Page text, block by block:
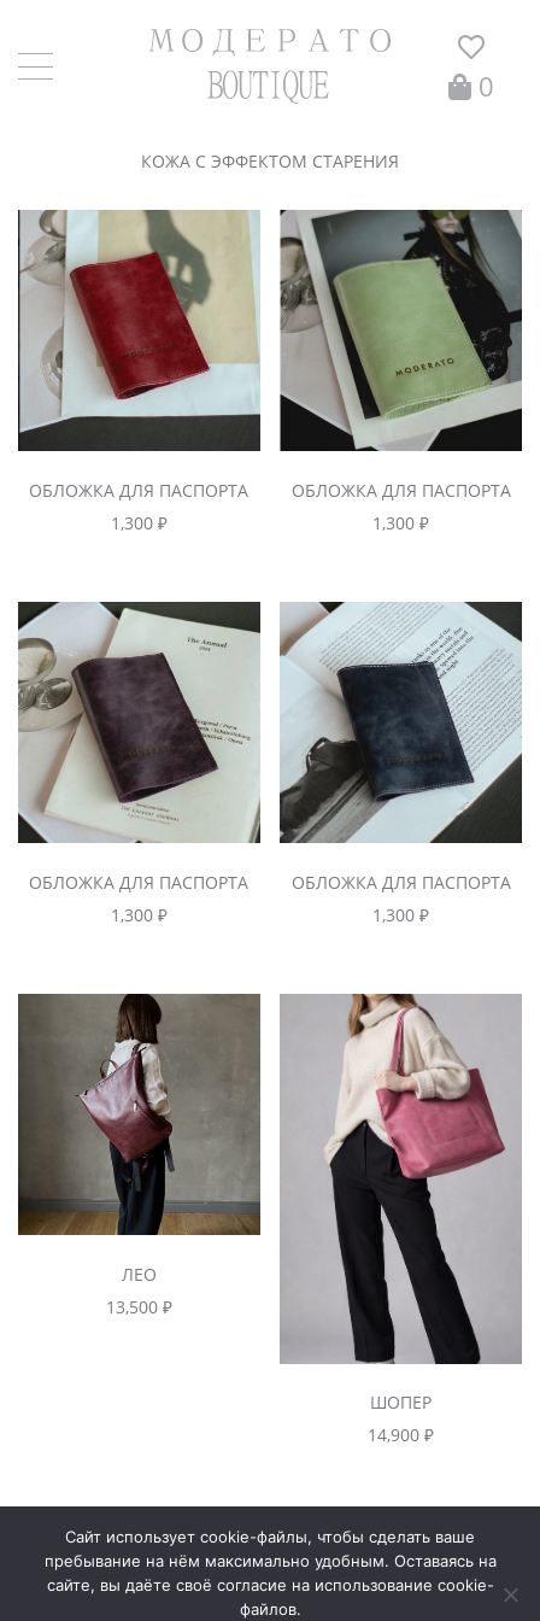
0
КОЖА С ЭФФЕКТОМ СТАРЕНИЯ
ОБЛОЖКА ДЛЯ ПАСПОРТА
1,300 ₽
ОБЛОЖКА ДЛЯ ПАСПОРТА
1,300₽
ОБЛОЖКА ДЛЯ ПАСПОРТА
1,300 ₽
ОБЛОЖКА ДЛЯ ПАСПОРТА
1,300₽
ЛЕО
13,500 ₽
ШОПЕР
14,900₽
Контакты
Сайт использует cookie-файлы, чтобы сделать ваше
пребывание на нём максимально удобным. Оставаясь на
сайте, вы даёте своё согласие на использование cookie-
файлов.